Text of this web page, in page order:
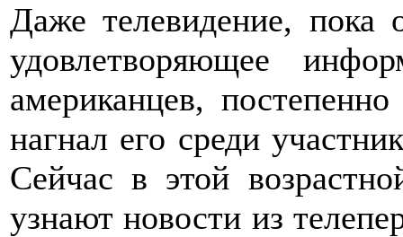
Даже телевидение, пока
удовлетворяющее
американцев,
нагнал его среди
Сейчас в этой
узнают новости из